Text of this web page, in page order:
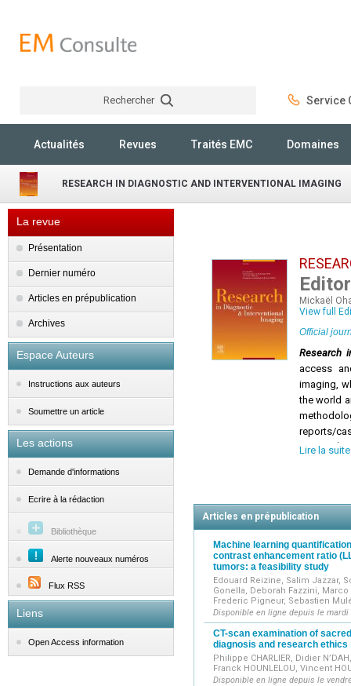
Rechercher Service
Actualités Revues Traités EMC Domaines
RESEARCH IN DIAGNOSTIC AND INTERVENTIONAL IMAGING
La revue
Présentation
Dernier numéro
Articles en prépublication
Archives
Espace Auteurs
Instructions aux auteurs
Soumettre un article
Les actions
Demande d'informations
Ecrire à la rédaction
Bibliothèque
Alerte nouveaux numéros
Flux RSS
Liens
Open Access information
Mickaël
View full
Official
Research
access
imaging,
the world
reports/
Research
diagnostic
Lire la suite
Articles en prépublication
Machine learning
contrast enhancement ratio
tumors: a feasibility study
Edouard Reizine, Salim Jazzar,
Gonella, Deborah Fazzini,
Frederic Pigneur, Sebastien
Disponible en ligne depuis le
CT-scan examination of
diagnosis and research ethics
Philippe CHARLIER, Didier
Franck HOUNLELOU, Vincent
Disponible en ligne depuis le